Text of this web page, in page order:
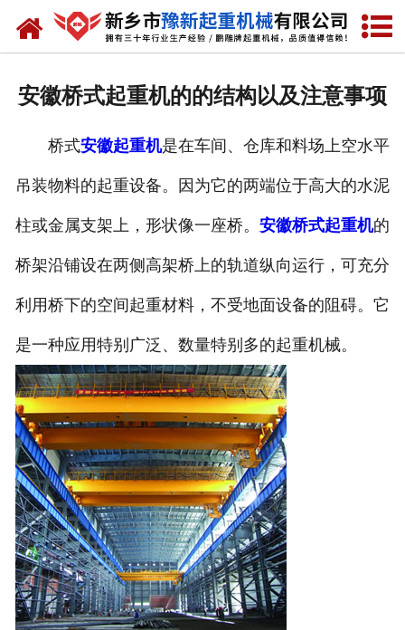
网站首页
资质荣誉
工程案例
联系我们
安徽桥式起重机的的结构以及注意事项
桥式安徽起重机是在车间、仓库和料场上空水平
吊装物料的起重设备。因为它的两端位于高大的水泥
柱或金属支架上，形状像一座桥。 安徽桥式起重机的
桥架沿铺设在两侧高架桥上的轨道纵向运行，可充分
利用桥下的空间起重材料，不受地面设备的阻碍。它
是一种应用特别广泛、数量特别多的起重机械。